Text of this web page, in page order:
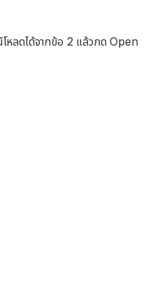
หลดได้จากข้อ 2 แล้วกด Open